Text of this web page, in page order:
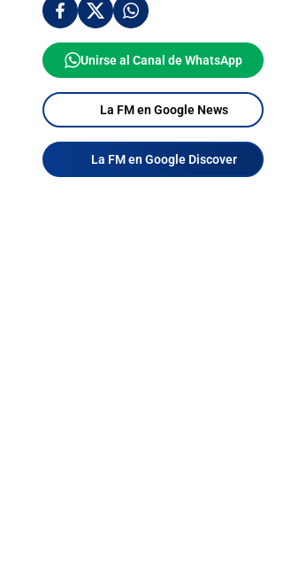
Unirse al Canal de WhatsApp
La FM en Google News
La FM en Google Discover